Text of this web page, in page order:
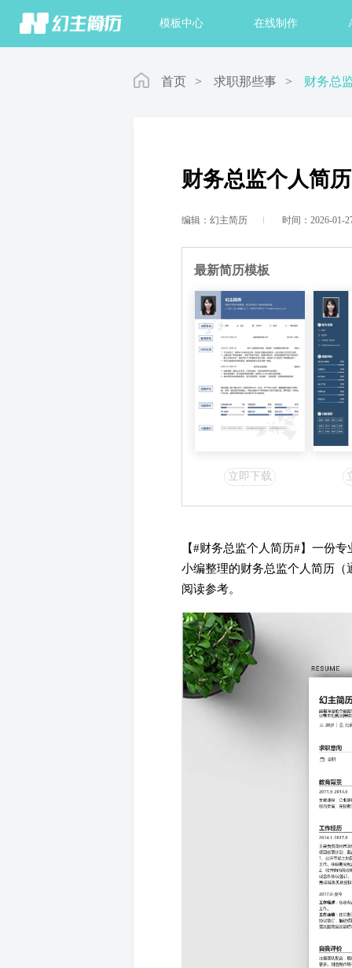
首页 模板中心 在线制作
首页 > 求职那些事 > 财务总
财务总监个人简
编辑：幻主简历 时间：2026-01-
最新简历模板
立即下载
【#财务总监个人简历#】一份
小编整理的财务总监个人简历
阅读参考。